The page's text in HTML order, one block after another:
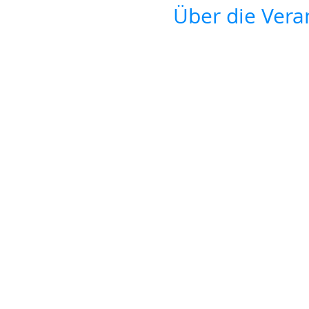
Über die